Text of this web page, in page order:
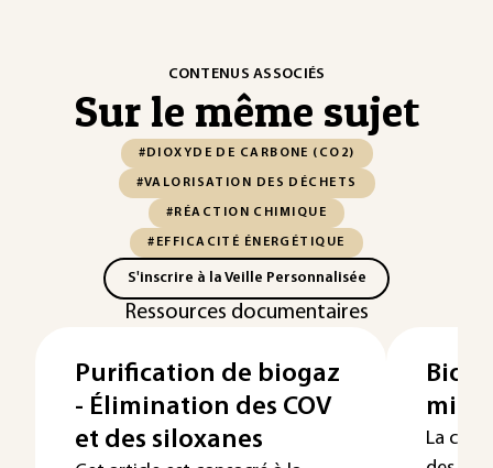
CONTENUS ASSOCIÉS
Sur le même sujet
#DIOXYDE DE CARBONE (CO2)
#VALORISATION DES DÉCHETS
#RÉACTION CHIMIQUE
#EFFICACITÉ ÉNERGÉTIQUE
S'inscrire à la Veille Personnalisée
Ressources documentaires
Purification de biogaz
- Élimination des COV
et des siloxanes
La